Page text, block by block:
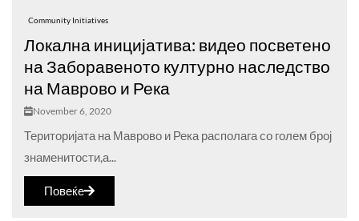
Community Initiatives
Локална иницијатива: видео посветено
на Заборавеното културно наследство
на Мавровo и Река
November 6, 2020
Територијата на Маврово и Река располага со голем број
знаменитости,а...
Повеќе